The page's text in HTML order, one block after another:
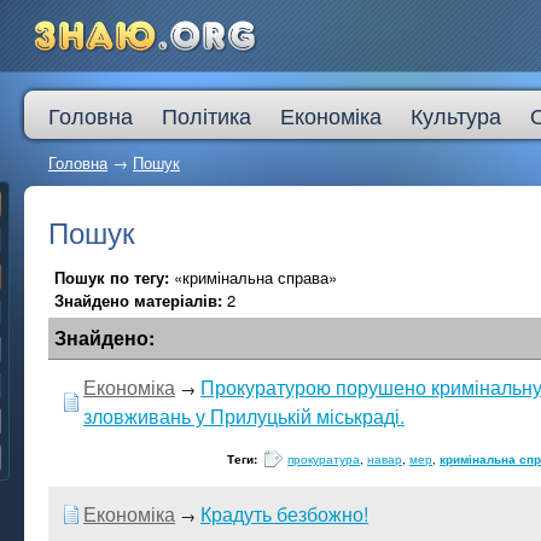
Головна Політика Економіка Культура
Головна→ Пошук
Пошук
Пошук по тегу: «кримінальна справа»
Знайдено матеріалів: 2
Знайдено:
Економіка → Прокуратурою порушено
зловживань у Прилуцькій міськраді.
Теги: прокуратура, навар, мер, кримінальна
Економіка → Крадуть безбожно!